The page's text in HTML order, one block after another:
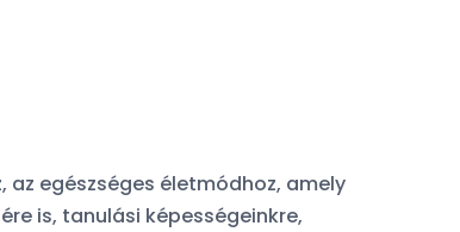
az egészséges életmódhoz, amely
is, tanulási képességeinkre,
Facebook kommentelő